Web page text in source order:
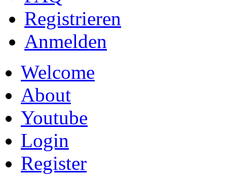
Registrieren
Anmelden
Welcome
About
Youtube
Login
Register